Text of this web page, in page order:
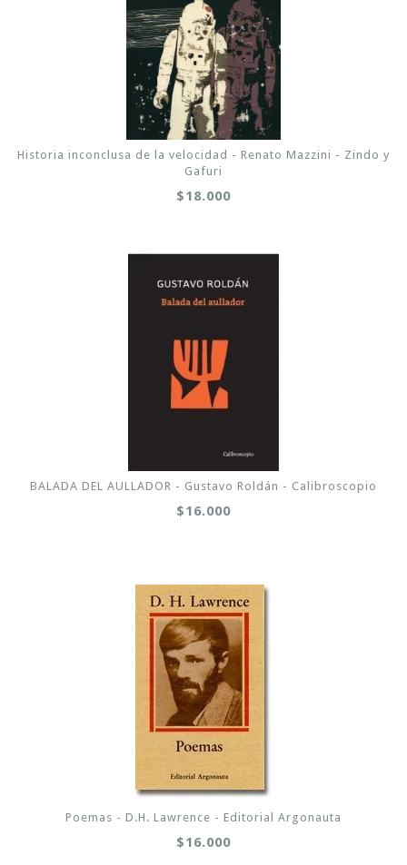
Historia inconclusa de la velocidad - Renato Mazzini - Zindo y
Gafuri
$18.000
BALADA DEL AULLADOR - Gustavo Roldán - Calibroscopio
$16.000
Poemas - D.H. Lawrence - Editorial Argonauta
$16.000